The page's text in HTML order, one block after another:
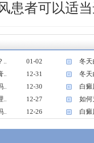
患者可以适
.. 01-02 2 冬天
.. 12-31 4 冬天
.. 12-30 6 白
.. 12-27 8 如何
.. 12-26 10 白